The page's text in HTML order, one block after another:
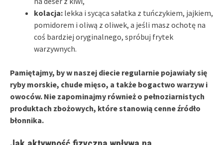
kolacja: lekka i sycąca sałatka z tuńczykiem, jajkiem,
pomidorem i oliwą z oliwek, a jeśli masz ochotę na
coś bardziej oryginalnego, spróbuj frytek
warzywnych.
Pamiętajmy, by w naszej diecie regularnie pojawiały się
ryby morskie, chude mięso, a także bogactwo warzyw i
owoców. Nie zapominajmy również o pełnoziarnistych
produktach zbożowych, które stanowią cenne źródło
błonnika.